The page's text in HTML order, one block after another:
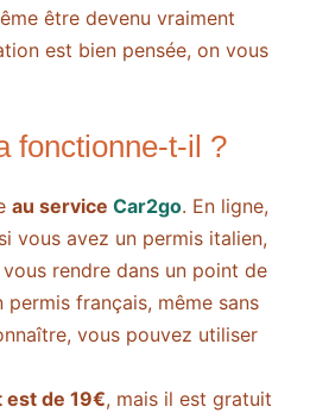
être devenu vraiment
est bien pensée, on vous
fonctionne-t-il ?
au service Car2go. En ligne,
vous avez un permis italien,
rendre dans un point de
permis français, même sans
vous pouvez utiliser
est de 19€, mais il est gratuit